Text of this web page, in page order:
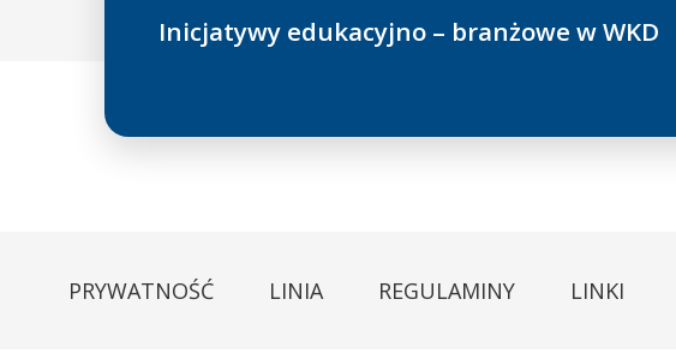
Inicjatywy edukacyjno – branżowe w WKD
PRYWATNOŚĆ LINIA REGULAMINY LINKI